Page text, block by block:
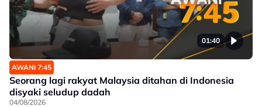
01:40
AWANI 7:45
Seorang lagi rakyat Malaysia ditahan di Indonesia
disyaki seludup dadah
04/08/2026